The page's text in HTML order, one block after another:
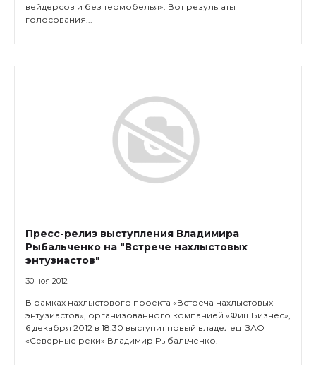
вейдерсов и без термобелья». Вот результаты
голосования...
Пресс-релиз выступления Владимира
Рыбальченко на "Встрече нахлыстовых
энтузиастов"
30 ноя 2012
В рамках нахлыстового проекта «Встреча нахлыстовых
энтузиастов», организованного компанией «ФишБизнес»,
6 декабря 2012 в 18:30 выступит новый владелец ЗАО
«Северные реки» Владимир Рыбальченко.